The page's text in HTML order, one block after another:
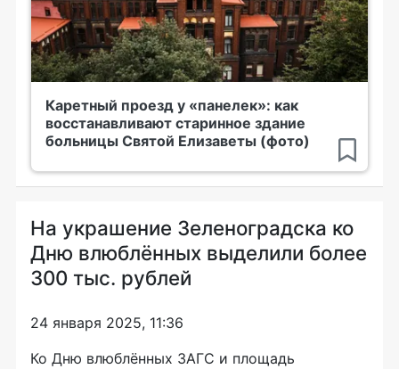
Каретный проезд у «панелек»: как
восстанавливают старинное здание
больницы Святой Елизаветы (фото)
На украшение Зеленоградска ко
Дню влюблённых выделили более
300 тыс. рублей
24 января 2025, 11:36
Ко Дню влюблённых ЗАГС и площадь